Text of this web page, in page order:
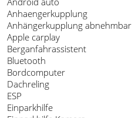
Anhaengerkupplung
Anhängerkupplung abnehmbar
Apple carplay
Berganfahrassistent
Bluetooth
Bordcomputer
Dachreling
ESP
Einparkhilfe